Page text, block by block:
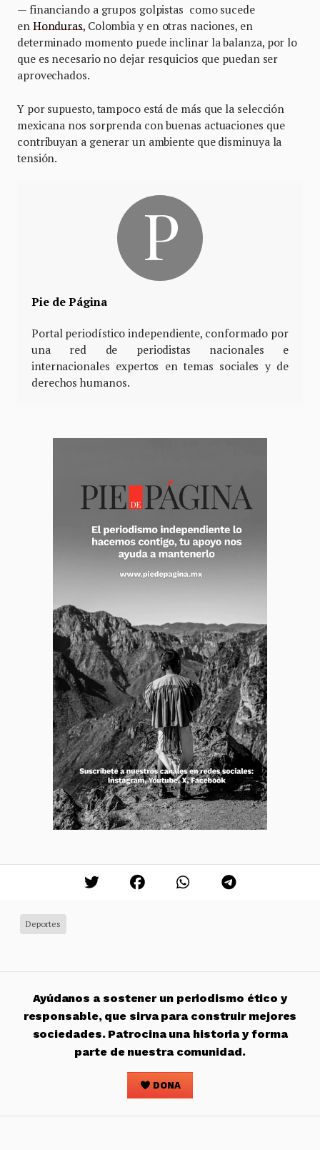
— financiando a grupos golpistas como sucede
en Honduras, Colombia y en otras naciones, en
determinado momento puede inclinar la balanza, por lo
que es necesario no dejar resquicios que puedan ser
aprovechados.
Y por supuesto, tampoco está de más que la selección
mexicana nos sorprenda con buenas actuaciones que
contribuyan a generar un ambiente que disminuya la
tensión.
Pie de Página
Portal periodístico independiente, conformado por
una red de periodistas nacionales e
internacionales expertos en temas sociales y de
derechos humanos.
Deportes
Ayúdanos a sostener un periodismo ético y
responsable, que sirva para construir mejores
sociedades. Patrocina una historia y forma
parte de nuestra comunidad.
DONA